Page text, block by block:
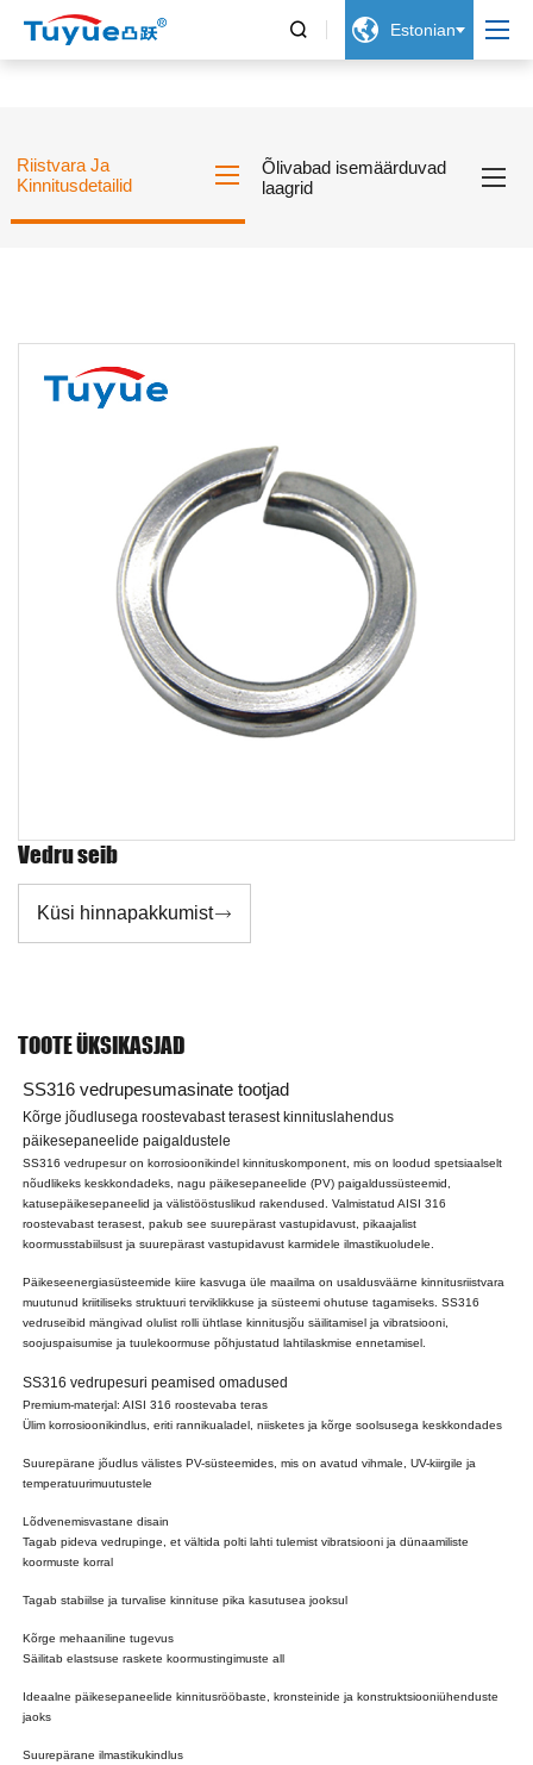
  Estonian
Riistvara Ja
Kinnitusdetailid
Õlivabad isemäärduvad
laagrid
Vedru seib
Küsi hinnapakkumist
TOOTE ÜKSIKASJAD
SS316 vedrupesumasinate tootjad
Kõrge jõudlusega roostevabast terasest kinnituslahendus
päikesepaneelide paigaldustele
SS316 vedrupesur on korrosioonikindel kinnituskomponent, mis on loodud spetsiaalselt
nõudlikeks keskkondadeks, nagu päikesepaneelide (PV) paigaldussüsteemid,
katusepäikesepaneelid ja välistööstuslikud rakendused. Valmistatud AISI 316
roostevabast terasest, pakub see suurepärast vastupidavust, pikaajalist
koormusstabiilsust ja suurepärast vastupidavust karmidele ilmastikuoludele.
Päikeseenergiasüsteemide kiire kasvuga üle maailma on usaldusväärne kinnitusriistvara
muutunud kriitiliseks struktuuri terviklikkuse ja süsteemi ohutuse tagamiseks. SS316
vedruseibid mängivad olulist rolli ühtlase kinnitusjõu säilitamisel ja vibratsiooni,
soojuspaisumise ja tuulekoormuse põhjustatud lahtilaskmise ennetamisel.
SS316 vedrupesuri peamised omadused
Premium-materjal: AISI 316 roostevaba teras
Ülim korrosioonikindlus, eriti rannikualadel, niisketes ja kõrge soolsusega keskkondades
Suurepärane jõudlus välistes PV-süsteemides, mis on avatud vihmale, UV-kiirgile ja
temperatuurimuutustele
Lõdvenemisvastane disain
Tagab pideva vedrupinge, et vältida polti lahti tulemist vibratsiooni ja dünaamiliste
koormuste korral
Tagab stabiilse ja turvalise kinnituse pika kasutusea jooksul
Kõrge mehaaniline tugevus
Säilitab elastsuse raskete koormustingimuste all
Ideaalne päikesepaneelide kinnitusrööbaste, kronsteinide ja konstruktsiooniühenduste
jaoks
Suurepärane ilmastikukindlus